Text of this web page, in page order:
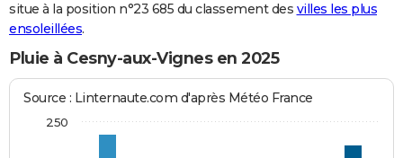
situe à la position n°23 685 du classement des villes les plus
ensoleillées.
Pluie à Cesny-aux-Vignes en 2025
Source : Linternaute.com d'après Météo France
250